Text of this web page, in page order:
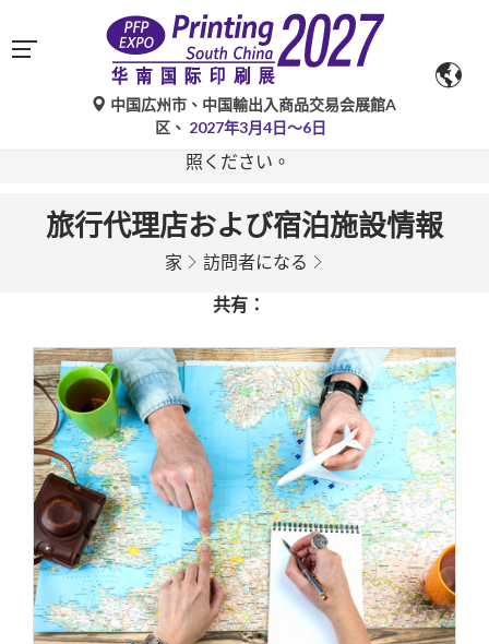
Google翻訳による自動翻訳は参考情報であり、不正確な
場合があります。ご不明な点がある場合は、原文をご参
照ください。
中国広州市、中国輸出入商品交易会展館A
区、 2027年3月4日～6日
旅行代理店および宿泊施設情報
家 訪問者になる
共有：